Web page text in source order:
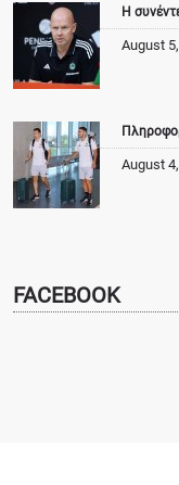
Η
August
August
FACEBOOK